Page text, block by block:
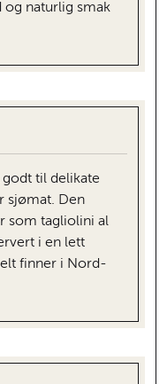
og naturlig smak
godt til delikate
sjømat. Den
som tagliolini al
i en lett
finner i Nord-